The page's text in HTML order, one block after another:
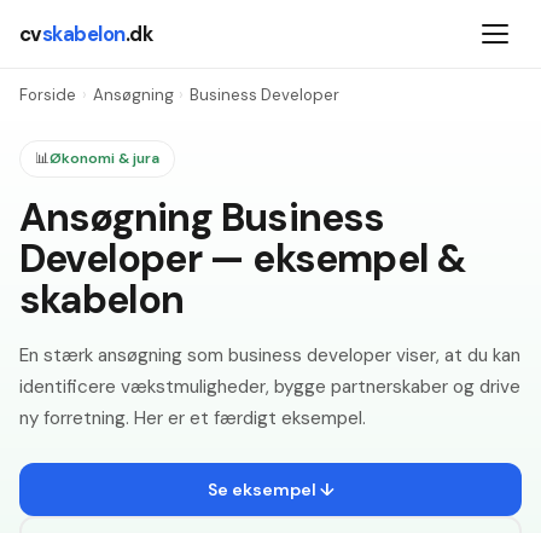
cvskabelon.dk
Forside › Ansøgning › Business Developer
📊Økonomi & jura
Ansøgning Business
Developer — eksempel &
skabelon
En stærk ansøgning som business developer viser, at du kan
identificere vækstmuligheder, bygge partnerskaber og drive
ny forretning. Her er et færdigt eksempel.
Se eksempel ↓